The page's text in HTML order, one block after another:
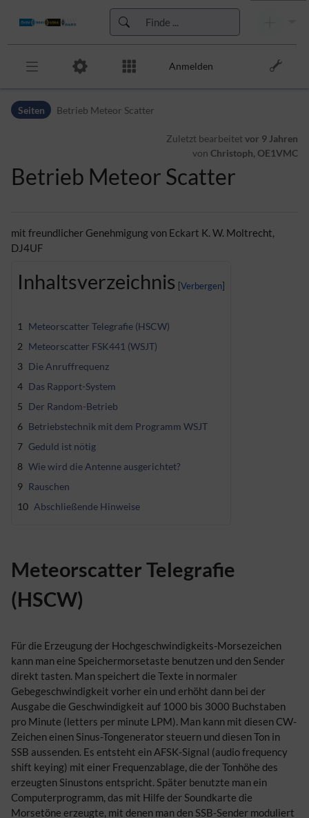
Zur Hauptnavigation
Anmelden
Seiten Betrieb Meteor Scatter
Zuletzt bearbeitetvor 9 Jahren
von Christoph, OE1VMC
Betrieb Meteor Scatter
mit freundlicher Genehmigung von Eckart K. W. Moltrecht,
DJ4UF
Inhaltsverzeichnis
1
Meteorscatter Telegrafie (HSCW)
2 Meteorscatter FSK441 (WSJT)
3 Die Anruffrequenz
4 Das Rapport-System
5 Der Random-Betrieb
6 Betriebstechnik mit dem Programm WSJT
7 Geduld ist nötig
8 Wie wird die Antenne ausgerichtet?
9 Rauschen
10 Abschließende Hinweise
Meteorscatter Telegrafie
(HSCW)
Für die Erzeugung der Hochgeschwindigkeits-Morsezeichen
kann man eine Speichermorsetaste benutzen und den Sender
direkt tasten. Man speichert die Texte in normaler
Gebegeschwindigkeit vorher ein und erhöht dann bei der
Ausgabe die Geschwindigkeit auf 1000 bis 3000 Buchstaben
pro Minute (letters per minute LPM). Man kann mit diesen CW-
Zeichen einen Sinus-Tongenerator steuern und diesen Ton in
SSB aussenden. Es entsteht ein AFSK-Signal (audio frequency
shift keying) mit einer Frequenzablage, die der Tonhöhe des
erzeugten Sinustons entspricht. Später benutzte man ein
Computerprogramm, das mit Hilfe der Soundkarte die
Morsetöne erzeugte, mit denen man den SSB-Sender moduliert